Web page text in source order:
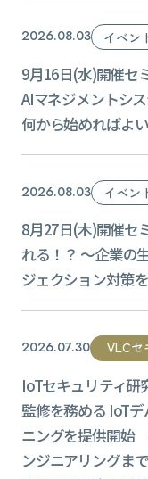
2026.08.03 イベン
9月16日(水)開催セ
AIマネジメントシ
何から始めればよい
2026.08.03 イベン
8月27日(木)開催セ
れる！？ ～企業の
ジェクション対策
2026.07.30 VLCセ
IoTセキュリティ研
監修を務める IoT
ニングを提供開始
ンジニアリングま